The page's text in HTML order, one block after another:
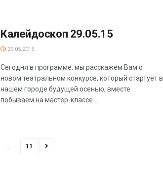
Калейдоскоп 29.05.15
29.05.2015
Сегодня в программе: мы расскажем Вам о
новом театральном конкурсе, который стартует в
нашем городе будущей осенью, вместе
побываем на мастер-классе ...
… 11